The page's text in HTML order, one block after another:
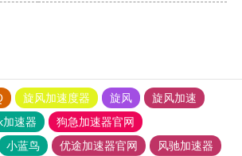
旋风加速度器 旋风
旋风加速
加速器
狗急加速器官网
小蓝鸟 优途加速器官网
风驰加速器